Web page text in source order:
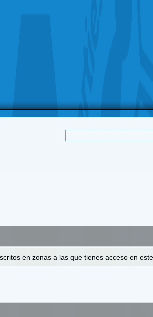
en zonas a las que tienes acceso en